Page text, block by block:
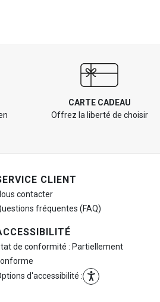
CARTE CADEAU
Offrez la liberté de choisir
CLIENT
contacter
fréquentes (FAQ)
de conformité : Partiellement
d'accessibilité :